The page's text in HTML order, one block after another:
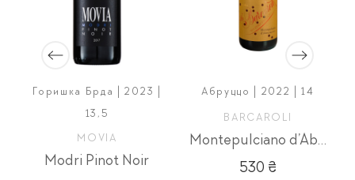
Горишка Брда | 2023 |
13,5
MOVIA
Modri Pinot Noir
Абруццо | 2022 | 14
BARCAROLI
Montepulciano d’Abruzzo
530 ₴